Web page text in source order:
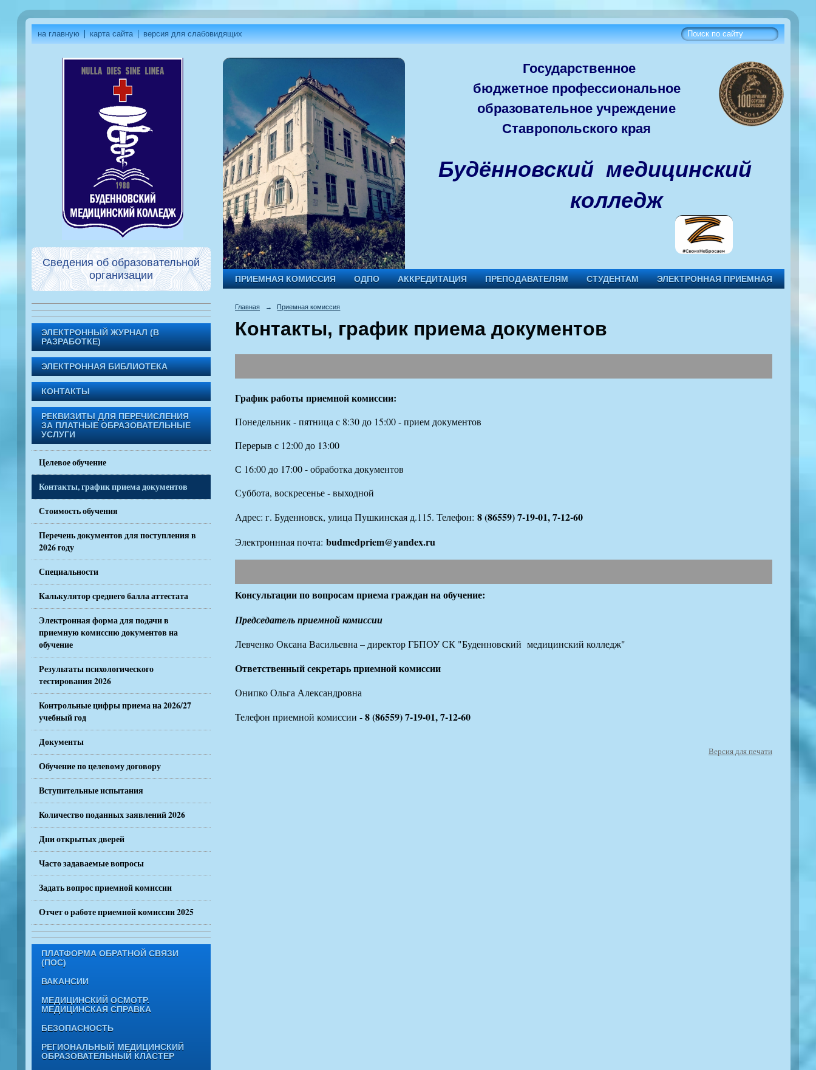
на главную карта сайта версия для слабовидящих
Сведения об образовательной
организации
ЭЛЕКТРОННЫЙ ЖУРНАЛ (В
РАЗРАБОТКЕ)
ЭЛЕКТРОННАЯ БИБЛИОТЕКА
КОНТАКТЫ
РЕКВИЗИТЫ ДЛЯ ПЕРЕЧИСЛЕНИЯ
ЗА ПЛАТНЫЕ ОБРАЗОВАТЕЛЬНЫЕ
УСЛУГИ
Целевое обучение
Контакты, график приема документов
Стоимость обучения
Перечень документов для поступления в
2026 году
Специальности
Калькулятор среднего балла аттестата
Электронная форма для подачи в
приемную комиссию документов на
обучение
Результаты психологического
тестирования 2026
Контрольные цифры приема на 2026/27
учебный год
Документы
Обучение по целевому договору
Вступительные испытания
Количество поданных заявлений 2026
Дни открытых дверей
Часто задаваемые вопросы
Задать вопрос приемной комиссии
Отчет о работе приемной комиссии 2025
ПЛАТФОРМА ОБРАТНОЙ СВЯЗИ
(ПОС)
ВАКАНСИИ
МЕДИЦИНСКИЙ ОСМОТР.
МЕДИЦИНСКАЯ СПРАВКА
БЕЗОПАСНОСТЬ
РЕГИОНАЛЬНЫЙ МЕДИЦИНСКИЙ
ОБРАЗОВАТЕЛЬНЫЙ КЛАСТЕР
Государственное
бюджетноепрофессиональное
образовательное учреждение
Ставропольского края
Будённовский медицинский
колледж
ПРИЕМНАЯ КОМИССИЯ ОДПО АККРЕДИТАЦИЯ ПРЕПОДАВАТЕЛЯМ СТУДЕНТАМ ЭЛЕКТРОННАЯ ПРИЕМНАЯ
Главная → Приемная комиссия
Контакты, график приема документов
График работы приемной комиссии:
Понедельник - пятница с 8:30 до 15:00 - прием документов
Перерыв с 12:00 до 13:00
С 16:00 до 17:00 - обработка документов
Суббота, воскресенье - выходной
Адрес: г. Буденновск, улица Пушкинская д.115. Телефон: 8 (86559) 7-19-01, 7-12-60
Электроннная почта: budmedpriem@yandex.ru
Консультации по вопросам приема граждан на обучение:
Председатель приемной комиссии
Левченко Оксана Васильевна – директор ГБПОУ СК "Буденновский медицинский колледж"
Ответственный секретарь приемной комиссии
Онипко Ольга Александровна
Телефон приемной комиссии -8 (86559) 7-19-01, 7-12-60
Версия для печати